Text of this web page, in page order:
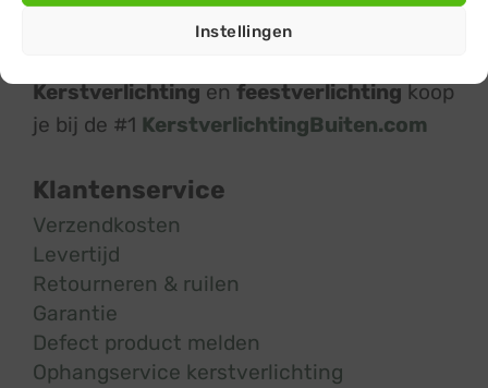
Instellingen
Kerstverlichtingenfeestverlichtingkoop
je bij de #1 KerstverlichtingBuiten.com
Klantenservice
Verzendkosten
Levertijd
Retourneren & ruilen
Garantie
Defect product melden
Ophangservice kerstverlichting